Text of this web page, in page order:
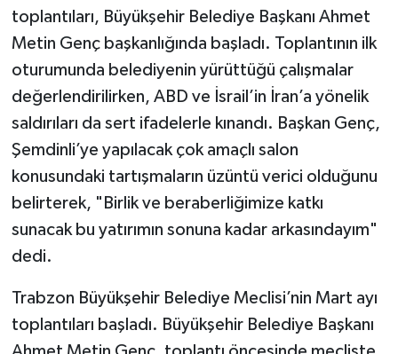
toplantıları, Büyükşehir Belediye Başkanı Ahmet
Metin Genç başkanlığında başladı. Toplantının ilk
oturumunda belediyenin yürüttüğü çalışmalar
değerlendirilirken, ABD ve İsrail’in İran’a yönelik
saldırıları da sert ifadelerle kınandı. Başkan Genç,
Şemdinli’ye yapılacak çok amaçlı salon
konusundaki tartışmaların üzüntü verici olduğunu
belirterek, "Birlik ve beraberliğimize katkı
sunacak bu yatırımın sonuna kadar arkasındayım"
dedi.
Trabzon Büyükşehir Belediye Meclisi’nin Mart ayı
toplantıları başladı. Büyükşehir Belediye Başkanı